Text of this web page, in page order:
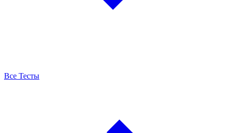
Все Тесты